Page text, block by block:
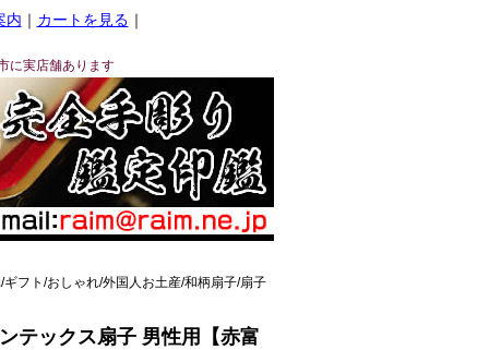
内 ｜ カートを見る ｜
に実店舗あります
フト/おしゃれ/外国人お土産/和柄扇子/扇子
テックス扇子 男性用【赤富